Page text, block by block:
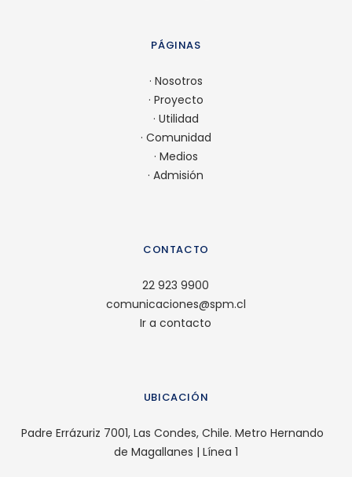
PÁGINAS
· Nosotros
· Proyecto
· Utilidad
· Comunidad
· Medios
·Admisión
CONTACTO
22 923 9900
comunicaciones@spm.cl
Ir a contacto
UBICACIÓN
Padre Errázuriz 7001, Las Condes, Chile. Metro Hernando
de Magallanes | Línea 1